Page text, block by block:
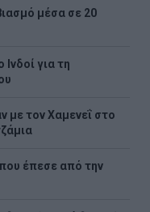
μέσα σε 20
για τη
με τον Χαμενεΐ στο
έπεσε από την